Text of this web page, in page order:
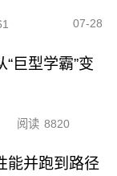
07-28
巨型学霸”变
阅读 8820
能并跑到路径